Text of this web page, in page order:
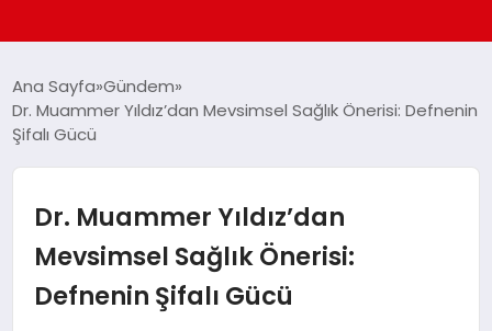
GÜNDEM
DÜNYA
EĞITIM
Ana Sayfa Gündem
Dr. Muammer Yıldız’dan Mevsimsel Sağlık Önerisi: Defnenin
Şifalı Gücü
Dr. Muammer Yıldız’dan
Mevsimsel Sağlık Önerisi:
Defnenin Şifalı Gücü